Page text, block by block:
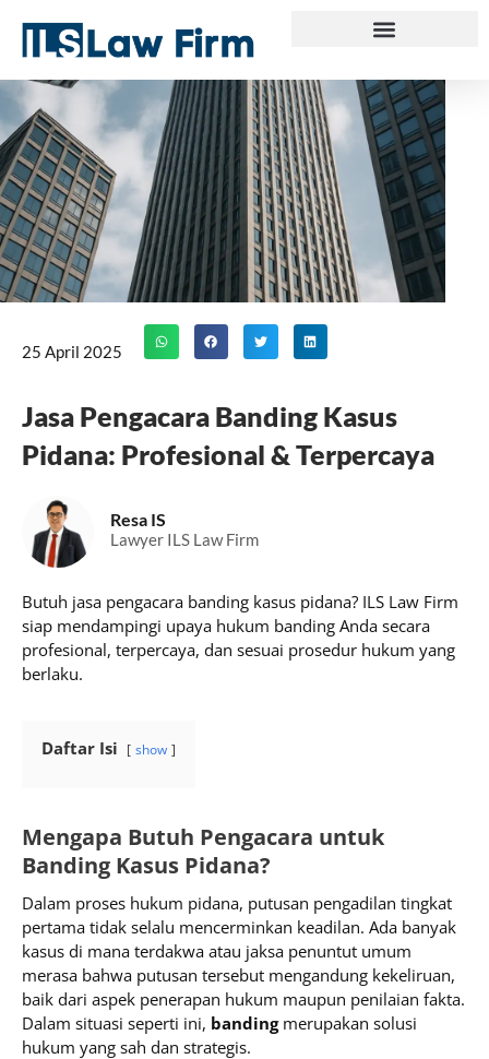
content
25 April 2025
Jasa Pengacara Banding Kasus
Pidana: Profesional & Terpercaya
Resa IS
Lawyer ILS Law Firm
Butuh jasa pengacara banding kasus pidana? ILS Law Firm
siap mendampingi upaya hukum banding Anda secara
profesional, terpercaya, dan sesuai prosedur hukum yang
berlaku.
Daftar Isi show
Mengapa Butuh Pengacara untuk
Banding Kasus Pidana?
Dalam proses hukum pidana, putusan pengadilan tingkat
pertama tidak selalu mencerminkan keadilan. Ada banyak
kasus di mana terdakwa atau jaksa penuntut umum
merasa bahwa putusan tersebut mengandung kekeliruan,
baik dari aspek penerapan hukum maupun penilaian fakta.
Dalam situasi seperti ini, bandingmerupakan solusi
hukum yang sah dan strategis.